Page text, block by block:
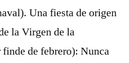
Una fiesta de origen
la Virgen de la
de febrero): Nunca